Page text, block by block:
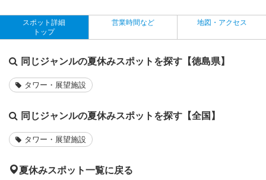
スポット詳細
トップ
営業時間など 地図・アクセス
同じジャンルの夏休みスポットを探す【徳島県】
タワー・展望施設
同じジャンルの夏休みスポットを探す【全国】
タワー・展望施設
夏休みスポット一覧に戻る